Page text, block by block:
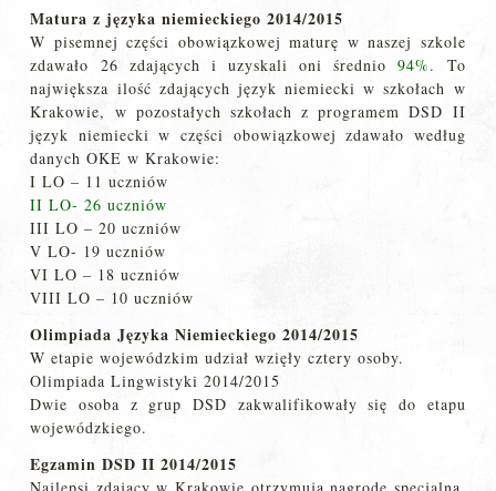
Matura z języka niemieckiego 2014/2015
W pisemnej części obowiązkowej maturę w naszej szkole
zdawało 26 zdających i uzyskali oni średnio94%. To
największa ilość zdających język niemiecki w szkołach w
Krakowie, w pozostałych szkołach z programem DSD II
język niemiecki w części obowiązkowej zdawało według
danych OKE w Krakowie:
I LO – 11 uczniów
II LO- 26 uczniów
III LO – 20 uczniów
V LO- 19 uczniów
VI LO – 18 uczniów
VIII LO – 10 uczniów
Olimpiada Języka Niemieckiego 2014/2015
W etapie wojewódzkim udział wzięły cztery osoby.
Olimpiada Lingwistyki 2014/2015
Dwie osoba z grup DSD zakwalifikowały się do etapu
wojewódzkiego.
Egzamin DSD II 2014/2015